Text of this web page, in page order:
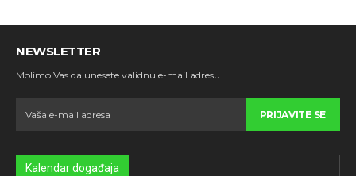
NEWSLETTER
Molimo Vas da unesete validnu e-mail adresu
PRIJAVITE SE
Kalendar događaja